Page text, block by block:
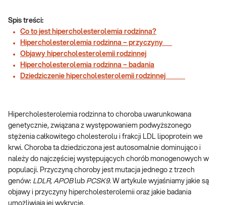
Spis treści:
Co to jest hipercholesterolemia rodzinna?
Hipercholesterolemia rodzinna – przyczyny
Objawy hipercholesterolemii rodzinnej
Hipercholesterolemia rodzinna – badania
Dziedziczenie hipercholesterolemii rodzinnej
Hipercholesterolemia rodzinna to choroba uwarunkowana
genetycznie, związana z występowaniem podwyższonego
stężenia całkowitego cholesterolu i frakcji LDL lipoprotein we
krwi. Choroba ta dziedziczona jest autosomalnie dominująco i
należy do najczęściej występujących chorób monogenowych w
populacji. Przyczyną choroby jest mutacja jednego z trzech
genów: LDLR, APOBlub PCSK9. W artykule wyjaśniamy jakie są
objawy i przyczyny hipercholesterolemii oraz jakie badania
umożliwiają jej wykrycie.